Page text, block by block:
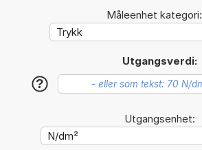
Måleenhet kategori:
Utgangsverdi:
?
Utgangsenhet: